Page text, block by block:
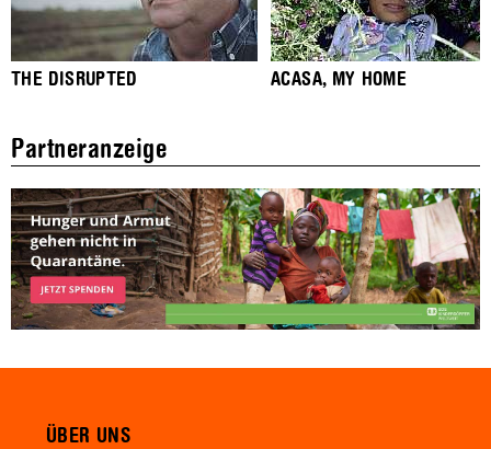
THE DISRUPTED ACASA, MY HOME
Partneranzeige
ÜBER UNS